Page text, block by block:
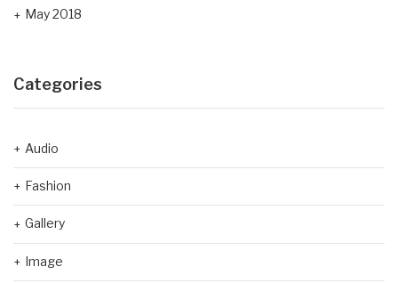
May 2018
Categories
Audio
Fashion
Gallery
Image